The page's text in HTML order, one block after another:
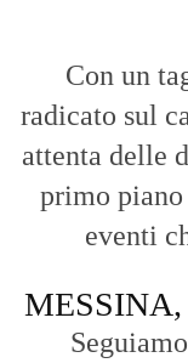
Con un
radicato sul
attenta delle
primo
eventi